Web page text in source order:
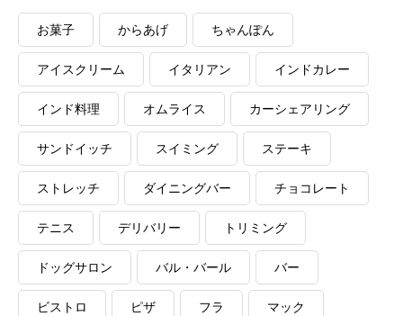
お菓子 からあげ ちゃんぽん
アイスクリーム イタリアン インドカレー
インド料理 オムライス カーシェアリング
サンドイッチ スイミング ステーキ
ストレッチ ダイニングバー チョコレート
テニス デリバリー トリミング
ドッグサロン バル・バール バー
ビストロ ピザ フラ マック